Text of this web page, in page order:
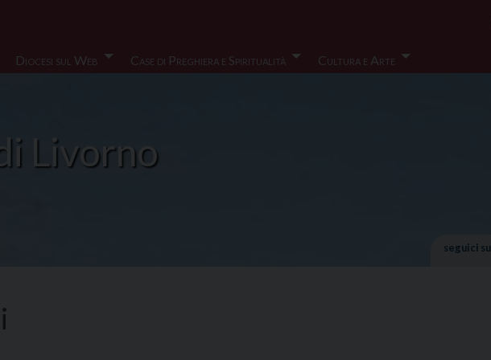
Diocesi sul Web Case di Preghiera e Spiritualità Cultura e Arte
Livorno
seguici su